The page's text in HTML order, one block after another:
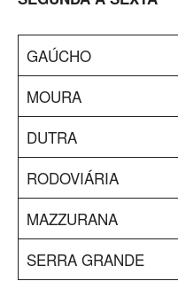
GAÚCHO
MOURA
DUTRA
RODOVIÁRIA
MAZZURANA
SERRA GRANDE